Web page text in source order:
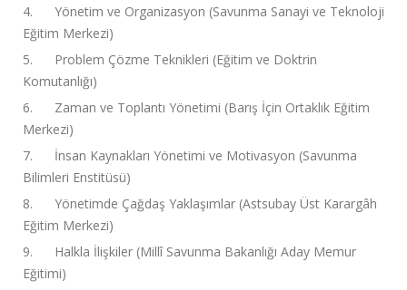
4. Yönetim ve Organizasyon (Savunma Sanayi ve Teknoloji
Eğitim Merkezi)
5. Problem Çözme Teknikleri (Eğitim ve Doktrin
Komutanlığı)
6. Zaman ve Toplantı Yönetimi (Barış İçin Ortaklık Eğitim
Merkezi)
7. İnsan Kaynakları Yönetimi ve Motivasyon (Savunma
Bilimleri Enstitüsü)
8. Yönetimde Çağdaş Yaklaşımlar (Astsubay Üst Karargâh
Eğitim Merkezi)
9. Halkla İlişkiler (Millî Savunma Bakanlığı Aday Memur
Eğitimi)